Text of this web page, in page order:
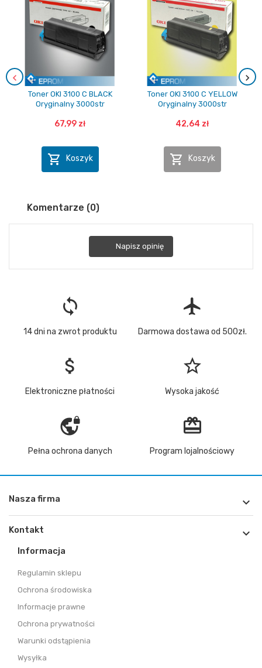
Toner OKI 3100 C BLACK
Oryginalny 3000str
67,99 zł
 Koszyk
Toner OKI 3100 C YELLOW
Oryginalny 3000str
42,64 zł
 Koszyk
Komentarze (0)
Napisz opinię
loop
14 dni na zwrot produktu
flight
Darmowa dostawa od 500zł.
attach_money
Elektroniczne płatności
star_border
Wysoka jakość
vpn_lock
Pełna ochrona danych
redeem
Program lojalnościowy
Nasza firma 
Kontakt 
Informacja
Regulamin sklepu
Ochrona środowiska
Informacje prawne
Ochrona prywatności
Warunki odstąpienia
Wysyłka